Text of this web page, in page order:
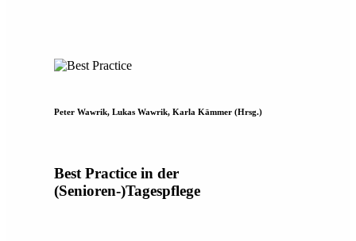
Peter Wawrik, Lukas Wawrik, Karla Kämmer (Hrsg.)
Best Practice in der
(Senioren-)Tagespflege